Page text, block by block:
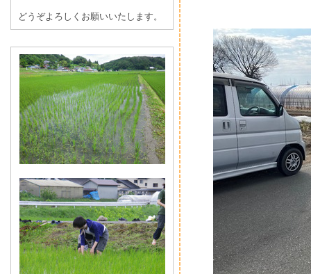
どうぞよろしくお願いいたします。